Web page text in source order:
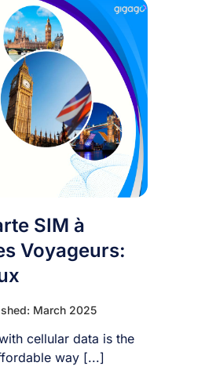
SIM à
Voyageurs:
March 2025
cellular data is the
way [...]